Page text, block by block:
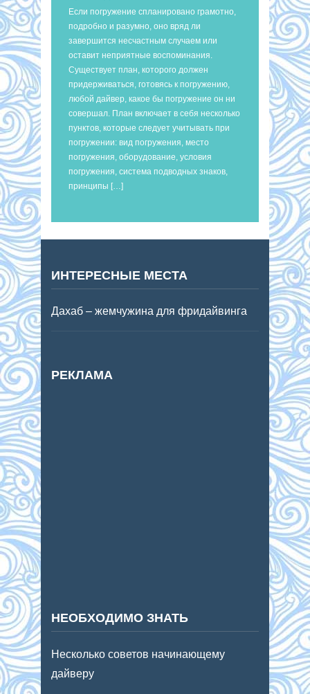
Если погружение спланировано грамотно,
подробно и разумно, оно вряд ли
завершится несчастным случаем или
оставит неприятные воспоминания.
Существует план, которого должен
придерживаться, готовясь к погружению,
любой дайвер, какое бы погружение он ни
совершал. План включает в себя несколько
пунктов, которые следует учитывать при
погружении: вид погружения, место
погружения, оборудование, условия
погружения, система подводных знаков,
принципы […]
ИНТЕРЕСНЫЕ МЕСТА
Дахаб – жемчужина для фридайвинга
РЕКЛАМА
НЕОБХОДИМО ЗНАТЬ
Несколько советов начинающему
дайверу